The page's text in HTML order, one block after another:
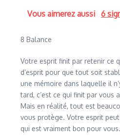
Vous aimerez aussi 6
8 Balance
Votre esprit finit par retenir ce
d’esprit pour que tout soit
une mémoire dans laquelle il
tard, c’est ce qui finit par vous
Mais en réalité, tout est
vous protège. Votre esprit
qui est vraiment bon pour